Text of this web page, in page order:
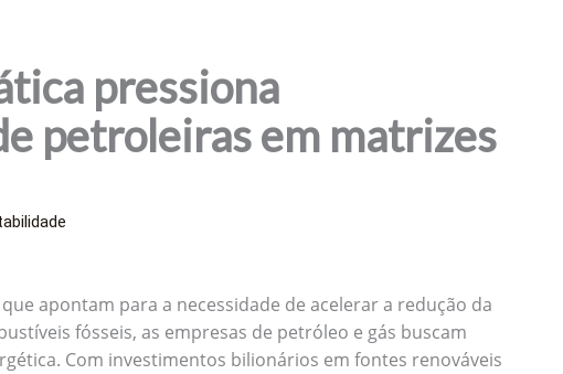
pressiona
petroleiras em matrizes
apontam para a necessidade de acelerar a redução da
fósseis, as empresas de petróleo e gás buscam
Com investimentos bilionários em fontes renováveis